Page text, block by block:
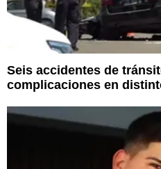
Seis accidentes de
complicaciones en